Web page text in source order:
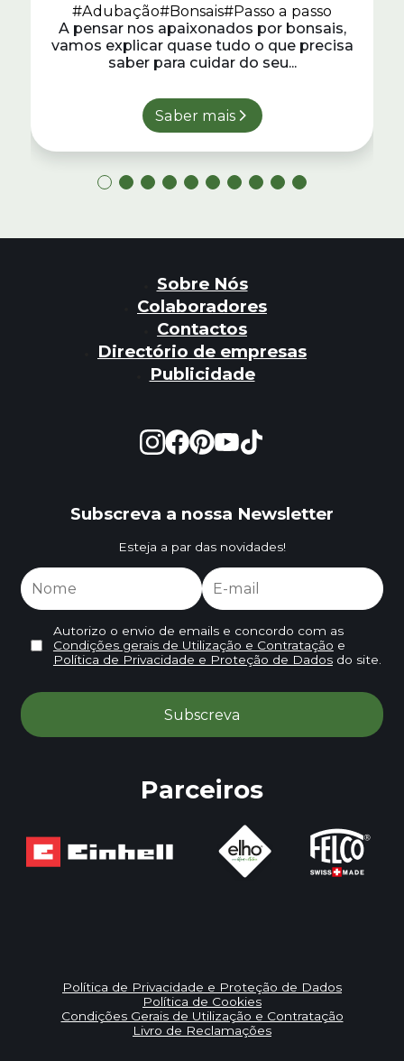
#Adubação#Bonsais#Passo a passo
A pensar nos apaixonados por bonsais,
vamos explicar quase tudo o que precisa
saber para cuidar do seu...
Saber mais
Sobre Nós
Colaboradores
Contactos
Directório de empresas
Publicidade
Subscreva a nossa Newsletter
Esteja a par das novidades!
Autorizo o envio de emails e concordo com as
Condições gerais de Utilização e Contratação e
Política de Privacidade e Proteção de Dadosdo site.
Parceiros
Política de Privacidade e Proteção de Dados
Política de Cookies
Condições Gerais de Utilização e Contratação
Livro de Reclamações